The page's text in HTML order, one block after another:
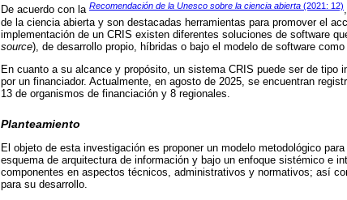
De acuerdo con la Recomendación de la Unesco sobre la ciencia abierta (2021: 12)
de la ciencia abierta y son destacadas herramientas para promover el
implementación de un CRIS existen diferentes soluciones de software
source), de desarrollo propio, híbridas o bajo el modelo de software
En cuanto a su alcance y propósito, un sistema CRIS puede ser de tipo
por un financiador. Actualmente, en agosto de 2025, se encuentran
13 de organismos de financiación y 8 regionales.
Planteamiento
El objeto de esta investigación es proponer un modelo metodológico
esquema de arquitectura de información y bajo un enfoque sistémico e
componentes en aspectos técnicos, administrativos y normativos; así
para su desarrollo.